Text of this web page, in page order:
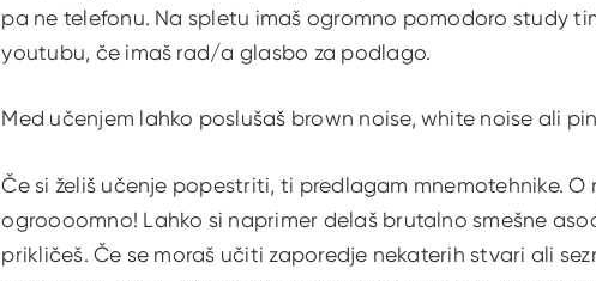
pa ne telefonu. Na spletu imaš ogromno pomodoro study
youtubu, če imaš rad/a glasbo za podlago.
Med učenjem lahko poslušaš brown noise, white noise ali
Če si želiš učenje popestriti, ti predlagam mnemotehnike.
ogroooomno! Lahko si naprimer delaš brutalno smešne
prikličeš. Če se moraš učiti zaporedje nekaterih stvari ali